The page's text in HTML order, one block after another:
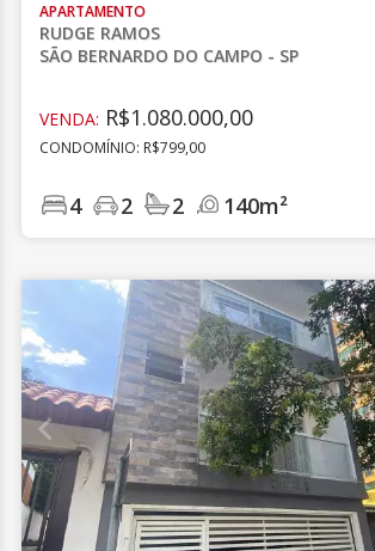
APARTAMENTO
RUDGE RAMOS
SÃO BERNARDO DO CAMPO - SP
VENDA: R$1.080.000,00
CONDOMÍNIO: R$799,00
4 2 2 140m²